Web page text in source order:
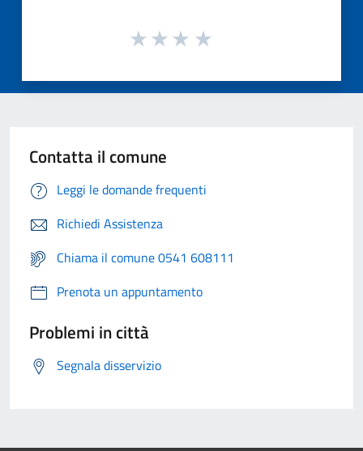
Contatta il comune
Leggi le domande frequenti
Richiedi Assistenza
Chiama il comune 0541 608111
Prenota un appuntamento
Problemi in città
Segnala disservizio